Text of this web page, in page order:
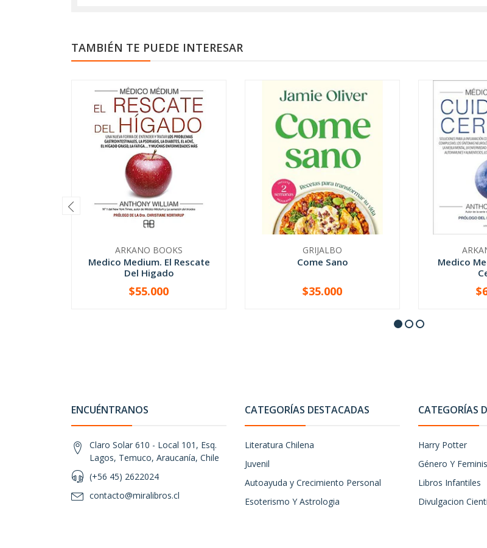
TAMBIÉN TE PUEDE INTERESAR
ARKANO BOOKS
Medico Medium. El Rescate
Del Higado
+
$55.000
GRIJALBO
Come Sano
+
$35.000
Medico
ENCUÉNTRANOS
Claro Solar 610 - Local 101, Esq.
Lagos, Temuco, Araucanía, Chile
(+56 45) 2622024
contacto@miralibros.cl
CATEGORÍAS DESTACADAS
Literatura Chilena
Juvenil
Autoayuda y Crecimiento Personal
Esoterismo Y Astrologia
CATEGORÍAS
Harry Potter
Género Y
Libros Infantiles
Divulgacion